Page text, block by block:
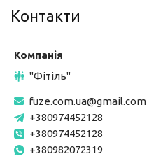
Контакти
"Фітіль"
fuze.com.ua@gmail.com
+380974452128
+380974452128
+380982072319